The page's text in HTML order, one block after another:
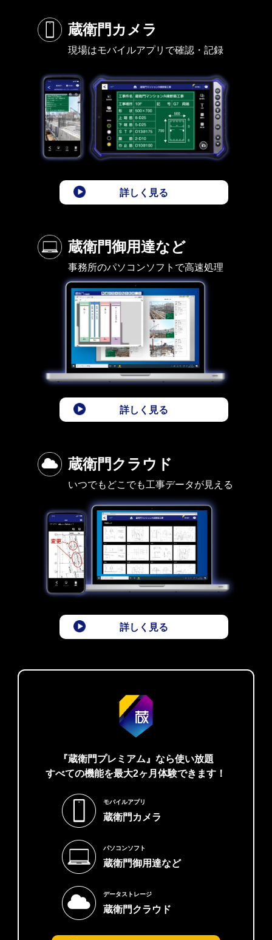
蔵衛門カメラ
現場はモバイルアプリで確認・記録
詳しく見る
蔵衛門御用達など
事務所のパソコンソフトで高速処理
詳しく見る
蔵衛門クラウド
いつでもどこでも工事データが見える
詳しく見る
『蔵衛門プレミアム』なら使い放題
すべての機能を最大2ヶ月体験できます！
モバイルアプリ
蔵衛門カメラ
パソコンソフト
蔵衛門御用達など
データストレージ
蔵衛門クラウド